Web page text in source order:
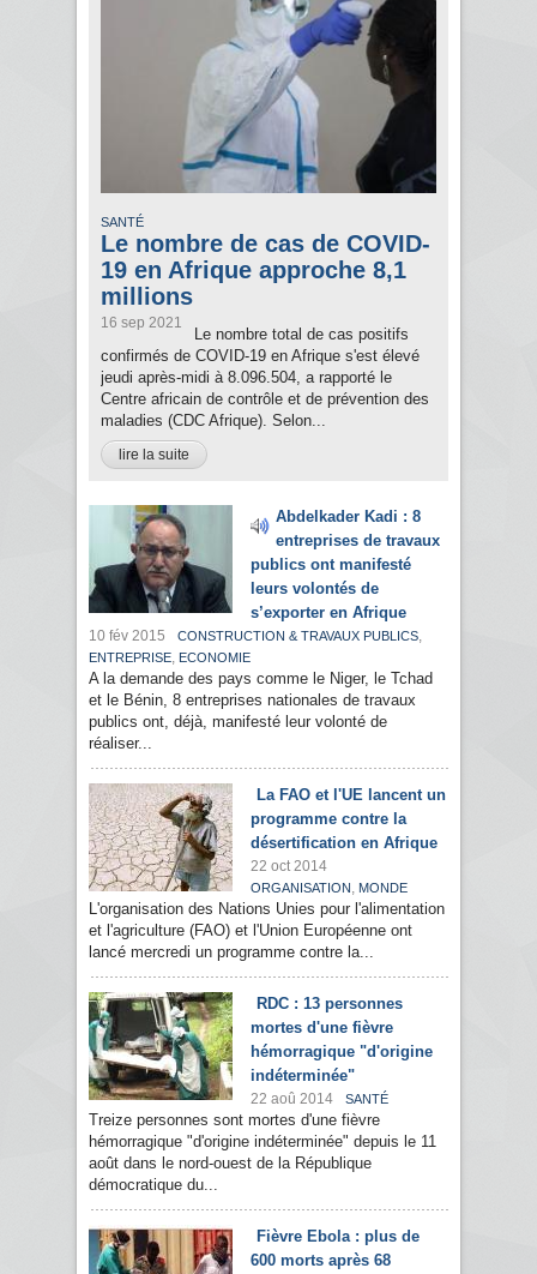
SANTÉ
Le nombre de cas de COVID-
19 en Afrique approche 8,1
millions
16 sep 2021
Le nombre total de cas positifs
confirmés de COVID-19 en Afrique s'est élevé
jeudi après-midi à 8.096.504, a rapporté le
Centre africain de contrôle et de prévention des
maladies (CDC Afrique). Selon...
lire la suite
Abdelkader Kadi : 8
entreprises de travaux
publics ont manifesté
leurs volontés de
s’exporter en Afrique
10 fév 2015 CONSTRUCTION & TRAVAUX PUBLICS,
ENTREPRISE, ECONOMIE
A la demande des pays comme le Niger, le Tchad
et le Bénin, 8 entreprises nationales de travaux
publics ont, déjà, manifesté leur volonté de
réaliser...
La FAO et l'UE lancent un
programme contre la
désertification en Afrique
22 oct 2014
ORGANISATION , MONDE
L'organisation des Nations Unies pour l'alimentation
et l'agriculture (FAO) et l'Union Européenne ont
lancé mercredi un programme contre la...
RDC : 13 personnes
mortes d'une fièvre
hémorragique "d'origine
indéterminée"
22 aoû 2014 SANTÉ
Treize personnes sont mortes d'une fièvre
hémorragique "d'origine indéterminée" depuis le 11
août dans le nord-ouest de la République
démocratique du...
Fièvre Ebola : plus de
600 morts après 68